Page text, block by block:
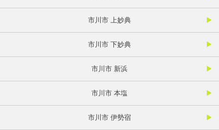
市川市 上妙典
市川市 下妙典
市川市 新浜
市川市 本塩
市川市 伊勢宿